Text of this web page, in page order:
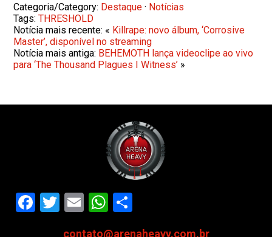
Categoria/Category: Destaque · Notícias
Tags:THRESHOLD
Notícia mais recente: « Killrape: novo álbum, ‘Corrosive
Master’, disponível no streaming
Notícia mais antiga: BEHEMOTH lança videoclipe ao vivo
para ‘The Thousand Plagues I Witness’ »
Facebook
Twitter
EmailWhatsApp
contato@arenaheavy.com.br